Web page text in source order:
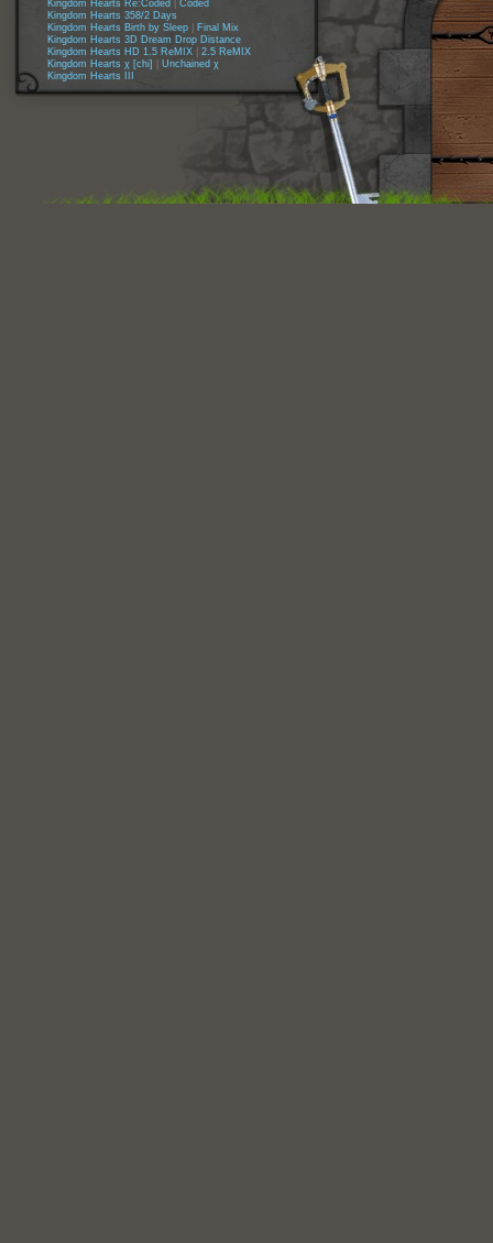
Kingdom Hearts Re:Coded
Coded
Kingdom Hearts 358/2 Days
Kingdom Hearts Birth by Sleep
Final Mix
Kingdom Hearts 3D Dream Drop Distance
Kingdom Hearts HD 1.5 ReMIX
2.5 ReMIX
Kingdom Hearts χ [chi]
Unchained χ
Kingdom Hearts III